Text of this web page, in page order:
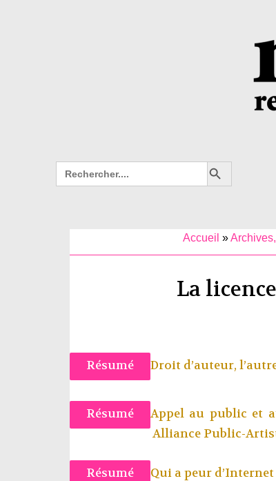
Search
for:
Search Button
Accueil »
La
Résumé Droit d’auteur,
Résumé
Appel au public et
Alliance Public-
Résumé Qui a peur